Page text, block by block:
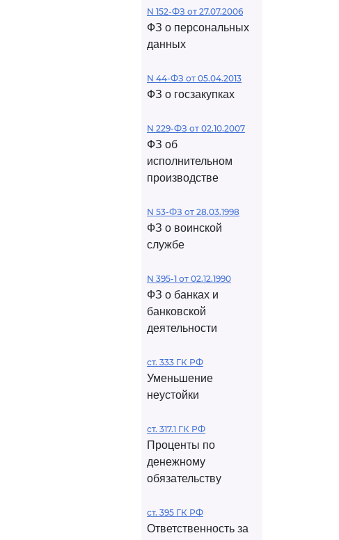
N 152-ФЗ от 27.07.2006
ФЗ о персональных
данных
N 44-ФЗ от 05.04.2013
ФЗ о госзакупках
N 229-ФЗ от 02.10.2007
ФЗ об
исполнительном
производстве
N 53-ФЗ от 28.03.1998
ФЗ о воинской
службе
N 395-1 от 02.12.1990
ФЗ о банках и
банковской
деятельности
ст. 333 ГК РФ
Уменьшение
неустойки
ст. 317.1 ГК РФ
Проценты по
денежному
обязательству
ст. 395 ГК РФ
Ответственность за